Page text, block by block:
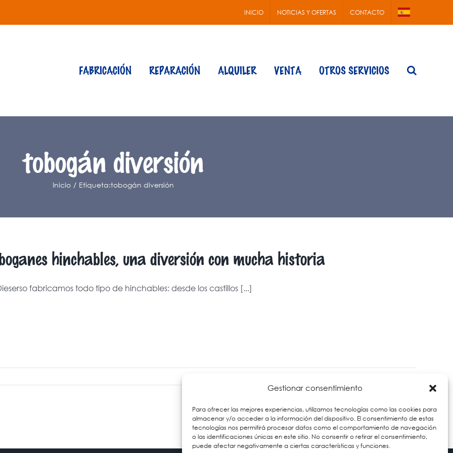
Gestionar consentimiento
Para ofrecer las mejores experiencias, utilizamos tecnologías como las cookies para
almacenar y/o acceder a la información del dispositivo. El consentimiento de estas
tecnologías nos permitirá procesar datos como el comportamiento de navegación
o las identificaciones únicas en este sitio. No consentir o retirar el consentimiento,
puede afectar negativamente a ciertas características y funciones.
INICIO NOTICIAS Y OFERTAS CONTACTO
FABRICACIÓN REPARACIÓN ALQUILER VENTA OTROS SERVICIOS
tobogán diversión
Inicio Etiqueta:tobogán diversión
hinchables, una diversión con mucha historia
fabricamos todo tipo de hinchables: desde los castillos [...]